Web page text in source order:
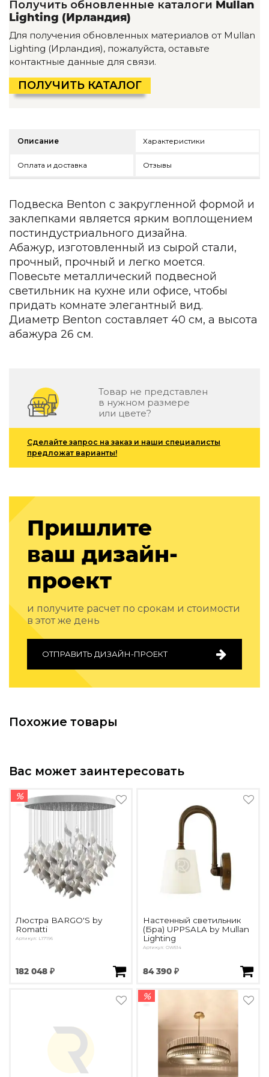
Детская мебель
Уличная и садовая мебель
Фитнес и wellness-оборудование
Коллекции
ROOM — Modern
INTERRA — Soft Modern
ARTOPIA — Mid-Century
Подбор, производство и комплектация по вашему
Декор
Для кухни
Предметы интерьера
Зеркала
Вентиляторы
Ковры
Зеленые стены
Дизайнерские кальяны
Подбор, производство и комплектация по вашему
Сантехника и инженерия
Отделка и ремонт
Стены
Акустические панели
Стеновые декоративные панели
для террас
Камень
Изделия из натурального мрамора и камня
Светящийся камень
Подбор, производство и комплектация по вашему
Бренды
Реализованные проекты
Получить обновленные каталоги Mullan
Lighting (Ирландия)
Для получения обновленных материалов от Mullan
Lighting (Ирландия), пожалуйста, оставьте
контактные данные для связи.
ПОЛУЧИТЬ КАТАЛОГ
Описание Характеристики
Оплата и доставка Отзывы
Подвеска Benton с закругленной формой и
заклепками является ярким воплощением
постиндустриального дизайна.
Абажур, изготовленный из сырой стали,
прочный, прочный и легко моется.
Повесьте металлический подвесной
светильник на кухне или офисе, чтобы
придать комнате элегантный вид.
Диаметр Benton составляет 40 см, а высота
абажура 26 см.
Товар не представлен
в нужном размере
или цвете?
Сделайте запрос на заказ и наши специалисты
предложат варианты!
Пришлите
ваш дизайн-
проект
и получите расчет по срокам и стоимости
в этот же день
ОТПРАВИТЬ ДИЗАЙН-ПРОЕКТ
Похожие товары
Вас может заинтересовать
%
Люстра BARGO'S by
Romatti
Артикул: L17196
182 048 ₽
Настенный светильник
(Бра) UPPSALA by Mullan
Lighting
Артикул: OW514
84 390 ₽
%